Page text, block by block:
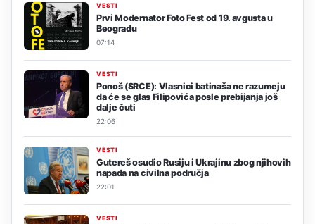
VESTI
Prvi Modernator Foto Fest od 19. avgusta u
Beogradu
07:14
VESTI
Ponoš (SRCE): Vlasnici batinaša ne razumeju
da će se glas Filipovića posle prebijanja još
dalje čuti
22:06
VESTI
Gutereš osudio Rusiju i Ukrajinu zbog njihovih
napada na civilna područja
22:01
VESTI